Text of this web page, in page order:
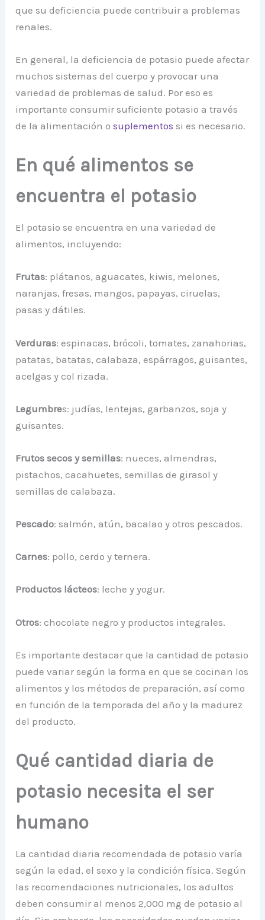
que su deficiencia puede contribuir a problemas
renales.
En general, la deficiencia de potasio puede afectar
muchos sistemas del cuerpo y provocar una
variedad de problemas de salud. Por eso es
importante consumir suficiente potasio a través
de la alimentación osuplementos si es necesario.
En qué alimentos se
encuentra el potasio
El potasio se encuentra en una variedad de
alimentos, incluyendo:
Frutas: plátanos, aguacates, kiwis, melones,
naranjas, fresas, mangos, papayas, ciruelas,
pasas y dátiles.
Verduras: espinacas, brócoli, tomates, zanahorias,
patatas, batatas, calabaza, espárragos, guisantes,
acelgas y col rizada.
Legumbres: judías, lentejas, garbanzos, soja y
guisantes.
Frutos secos y semillas: nueces, almendras,
pistachos, cacahuetes, semillas de girasol y
semillas de calabaza.
Pescado: salmón, atún, bacalao y otros pescados.
Carnes: pollo, cerdo y ternera.
Productos lácteos: leche y yogur.
Otros: chocolate negro y productos integrales.
Es importante destacar que la cantidad de potasio
puede variar según la forma en que se cocinan los
alimentos y los métodos de preparación, así como
en función de la temporada del año y la madurez
del producto.
Qué cantidad diaria de
potasio necesita el ser
humano
La cantidad diaria recomendada de potasio varía
según la edad, el sexo y la condición física. Según
las recomendaciones nutricionales, los adultos
deben consumir al menos 2,000 mg de potasio al